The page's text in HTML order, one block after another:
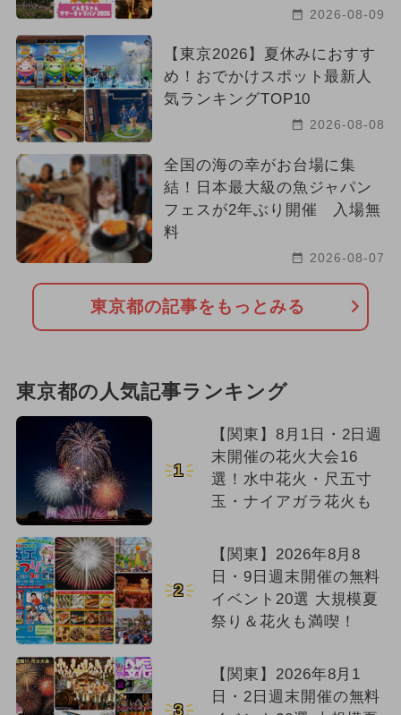
2026-08-09
【東京2026】夏休みにおすす
め！おでかけスポット最新人
気ランキングTOP10
2026-08-08
全国の海の幸がお台場に集
結！日本最大級の魚ジャパン
フェスが2年ぶり開催 入場無
料
2026-08-07
東京都の記事をもっとみる
東京都の人気記事ランキング
1
【関東】8月1日・2日週
末開催の花火大会16
選！水中花火・尺五寸
玉・ナイアガラ花火も
2
【関東】2026年8月8
日・9日週末開催の無料
イベント20選 大規模夏
祭り＆花火も満喫！
3
【関東】2026年8月1
日・2日週末開催の無料